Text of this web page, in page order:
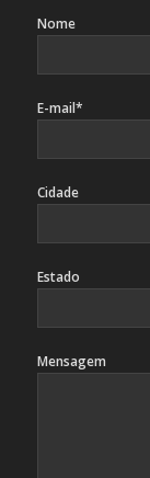
Nome
E-mail*
Cidade
Estado
Mensagem